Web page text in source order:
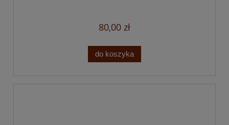
80,00 zł
do koszyka